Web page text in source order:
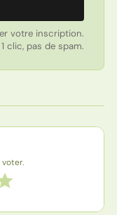
votre inscription.
clic, pas de spam.
voter.
de 1 à 5 étoiles
5 étoiles